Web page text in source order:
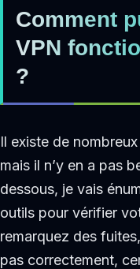
Comment
VPN
?
Il existe de
mais il n’y en a pas
dessous, je vais
outils pour vérifier
remarquez des
pas correctement,